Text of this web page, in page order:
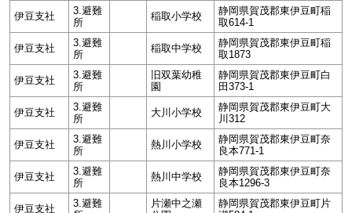
伊豆支社
3.避難
所
稲取小学校
静岡県賀茂郡東伊豆町稲
取614-1
伊豆支社
3.避難
所
稲取中学校
静岡県賀茂郡東伊豆町稲
取1873
伊豆支社
3.避難
所
旧双葉幼稚
園
静岡県賀茂郡東伊豆町白
田373-1
伊豆支社
3.避難
所
大川小学校
静岡県賀茂郡東伊豆町大
川312
伊豆支社
3.避難
所
熱川小学校
静岡県賀茂郡東伊豆町奈
良本771-1
伊豆支社
3.避難
所
熱川中学校
静岡県賀茂郡東伊豆町奈
良本1296-3
伊豆支社
3.避難
片瀬中之瀬
静岡県賀茂郡東伊豆町片